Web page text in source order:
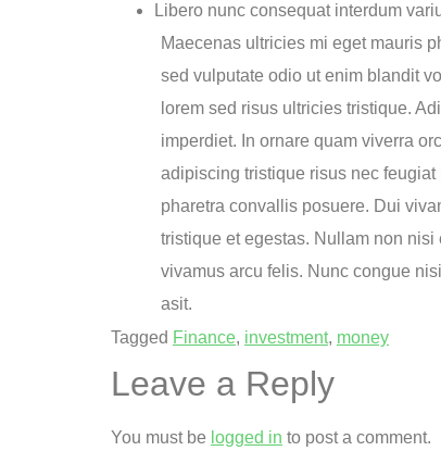
Libero nunc consequat interdum
Maecenas ultricies mi eget mauris
sed vulputate odio ut enim blandit
lorem sed risus ultricies tristique.
imperdiet. In ornare quam viverra
adipiscing tristique risus nec
pharetra convallis posuere. Dui
tristique et egestas. Nullam non nisi
vivamus arcu felis. Nunc congue
asit.
Tagged Finance, investment, money
Leave a Reply
You must be logged in to post a comment.